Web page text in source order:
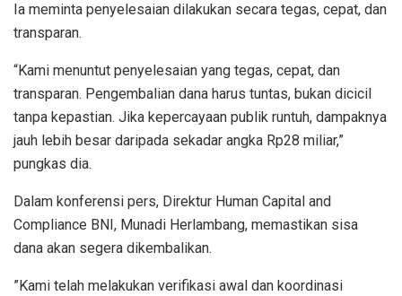
Ia meminta penyelesaian dilakukan secara tegas, cepat, dan
transparan.
“Kami menuntut penyelesaian yang tegas, cepat, dan
transparan. Pengembalian dana harus tuntas, bukan dicicil
tanpa kepastian. Jika kepercayaan publik runtuh, dampaknya
jauh lebih besar daripada sekadar angka Rp28 miliar,”
pungkas dia.
Dalam konferensi pers, Direktur Human Capital and
Compliance BNI, Munadi Herlambang, memastikan sisa
dana akan segera dikembalikan.
”Kami telah melakukan verifikasi awal dan koordinasi